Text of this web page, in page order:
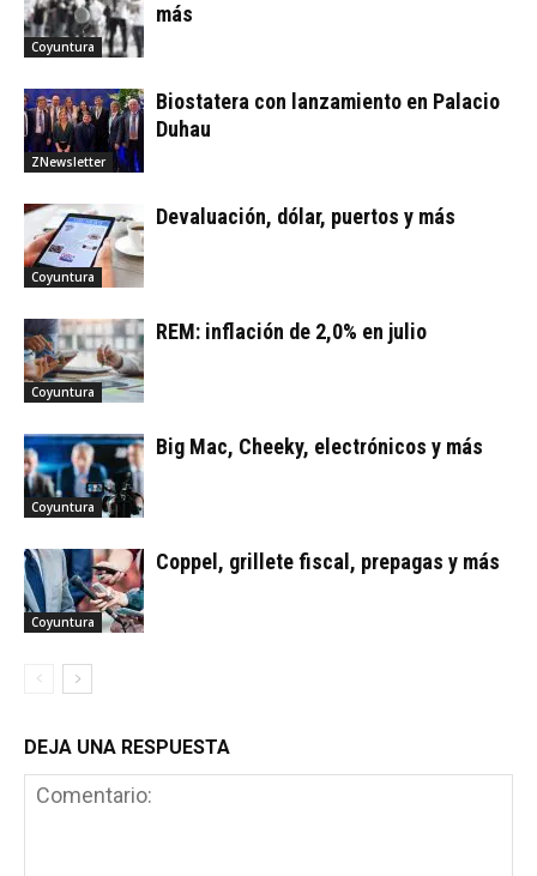
Coyuntura
más
ZNewsletter
Biostatera con lanzamiento en Palacio
Duhau
Coyuntura
Devaluación, dólar, puertos y más
Coyuntura
REM: inflación de 2,0% en julio
Coyuntura
Big Mac, Cheeky, electrónicos y más
Coyuntura
Coppel, grillete fiscal, prepagas y más
DEJA UNA RESPUESTA